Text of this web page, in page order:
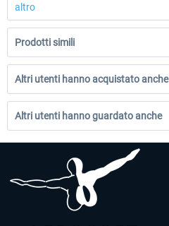
altro
Prodotti simili
Altri utenti hanno acquistato anche
Altri utenti hanno guardato anche